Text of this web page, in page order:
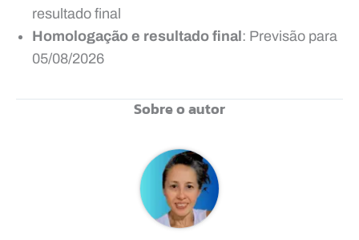
resultado final
Homologação e resultado final: Previsão para
05/08/2026
Sobre o autor